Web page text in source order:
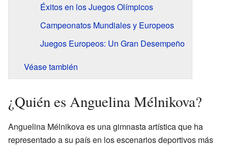
Éxitos en los Juegos Olímpicos
Campeonatos Mundiales y Europeos
Juegos Europeos: Un Gran Desempeño
Véase también
¿Quién es Anguelina Mélnikova?
Anguelina Mélnikova es una gimnasta artística que ha
representado a su país en los escenarios deportivos más